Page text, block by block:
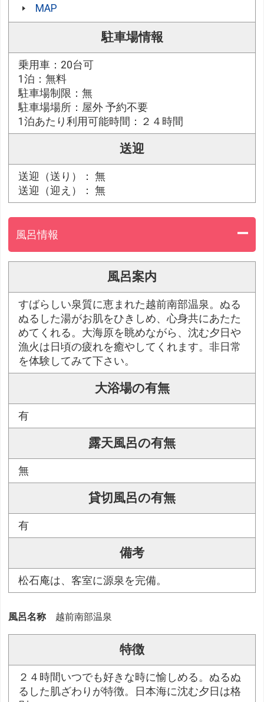
MAP
駐車場情報
乗用車：20台可
1泊：無料
駐車場制限：無
駐車場場所：屋外 予約不要
1泊あたり利用可能時間：２４時間
送迎
送迎（送り）： 無
送迎（迎え）： 無
風呂情報
風呂案内
すばらしい泉質に恵まれた越前南部温泉。ぬる
ぬるした湯がお肌をひきしめ、心身共にあたた
めてくれる。大海原を眺めながら、沈む夕日や
漁火は日頃の疲れを癒やしてくれます。非日常
を体験してみて下さい。
大浴場の有無
有
露天風呂の有無
無
貸切風呂の有無
有
備考
松石庵は、客室に源泉を完備。
風呂名称 越前南部温泉
特徴
２４時間いつでも好きな時に愉しめる。ぬるぬ
るした肌ざわりが特徴。日本海に沈む夕日は格